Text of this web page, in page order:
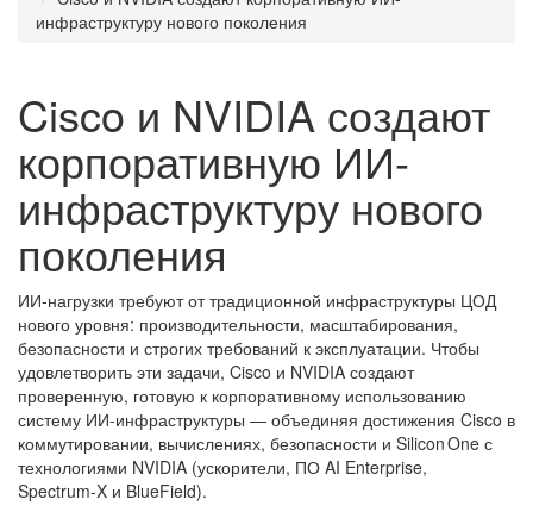
инфраструктуру нового поколения
Cisco и NVIDIA создают
корпоративную ИИ-
инфраструктуру нового
поколения
ИИ-нагрузки требуют от традиционной инфраструктуры ЦОД
нового уровня: производительности, масштабирования,
безопасности и строгих требований к эксплуатации. Чтобы
удовлетворить эти задачи, Cisco и NVIDIA создают
проверенную, готовую к корпоративному использованию
систему ИИ-инфраструктуры — объединяя достижения Cisco в
коммутировании, вычислениях, безопасности и Silicon One с
технологиями NVIDIA (ускорители, ПО AI Enterprise,
Spectrum‑X и BlueField).